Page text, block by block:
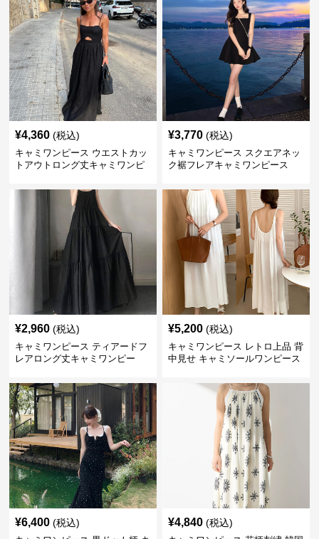
¥4,360 (税込)
キャミワンピース ウエストカッ
トアウトロング丈キャミワンピ
¥3,770 (税込)
キャミワンピース スクエアネッ
ク裾フレアキャミワンピース
¥2,960 (税込)
キャミワンピース ティアードフ
レアロング丈キャミワンピー
¥5,200 (税込)
キャミワンピース レトロ上品 背
中見せ キャミソールワンピース
¥6,400 (税込) ¥4,840 (税込)